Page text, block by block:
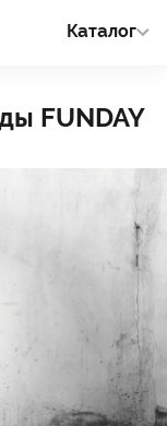
Каталог
FUNDAY